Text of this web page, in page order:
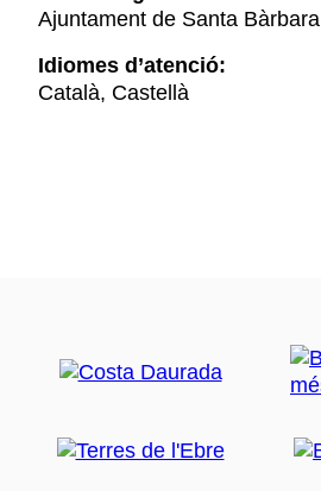
Ajuntament de Santa Bàrbara
Idiomes d’atenció:
Català, Castellà